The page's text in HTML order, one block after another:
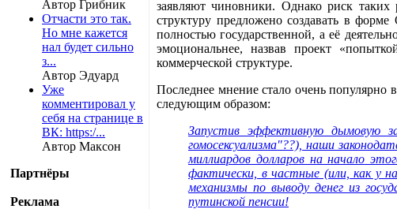
Автор Грибник
Отчасти это так.
Но мне кажется
нал будет сильно
з...
Автор Эдуард
Уже
комментировал у
себя на странице в
ВК: https:/...
Автор Максон
Партнёры
Реклама
заявляют чиновники. Однако риск таких
структуру предложено создавать в
полностью государственной, а её
эмоциональнее, назвав проект
коммерческой структуре.
Последнее мнение стало очень
следующим образом:
Запустив эффективную дымовую
гомосексуализма"??), наши
миллиардов долларов на начало
фактически, в частные (или, как у
механизмы по выводу денег из
путинской пенсии!